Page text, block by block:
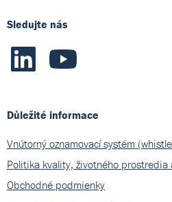
Sledujte nás
Důležité informace
Vnútorný oznamovací systém
Politika kvality, životného prostredia
Obchodné podmienky